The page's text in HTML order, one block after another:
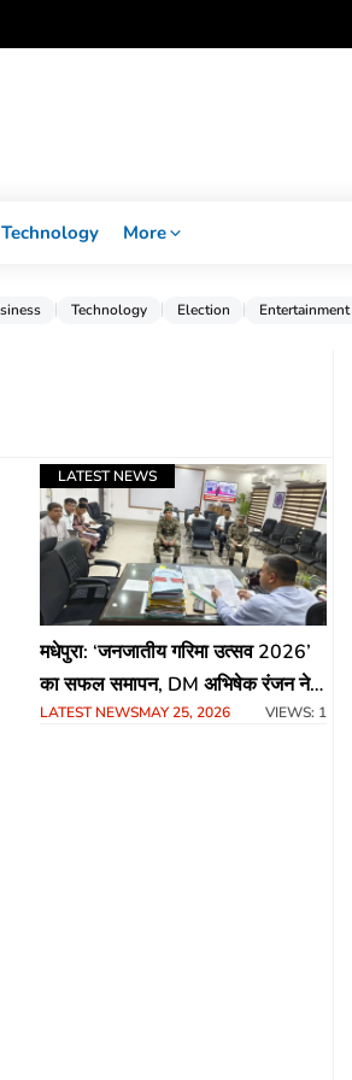
Technology More
Technology Election Entertainment
LATEST NEWS
मधेपुरा: ‘जनजातीय गरिमा उत्सव 2026’
का सफल समापन, DM अभिषेक रंजन ने
की जनभागीदारी अभियान की समीक्षा
LATEST NEWSMAY 25, 2026 VIEWS: 1